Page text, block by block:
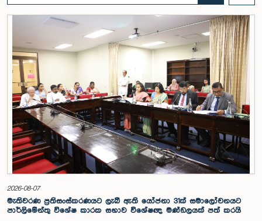
පාර්ලිමේන්තුවේදී පසුගියදා (04) රැස්වූ අවස්ථාවේදීය. ශ්‍රී ලංකා ප්‍රජාතාන්ත්‍රික
සමාජවාදී ජනරජයේ ආණ්ඩුක්‍රම ව්‍යවස්ථාවේ 153(2) ව්‍යවස්ථාව ප්‍රකාරව
විගණකාධිපති ධුරයේ වැටුප් සම්බන්ධයෙන් අදාළ යෝජනාව කාරක සභාවේ
අවධානයට යොමු කර තිබිණි.එහිදී විගණකාධිපතිවරියගේ වගකීම්, රාජ්‍ය මූල්‍ය
අධීක්ෂණය හා විගණන ක්ෂේත්‍රයේ ස්වාධීනත්වය ඇතුළු කරුණු සැලකිල්ලට
ගනිමින් වැටුප් මට්ටම පිළිබඳව කාරක සභා සභාපතිවරයා ඇතුළු මන්ත්‍රීවරුන්
විසින් අදහස් හා යෝජනා ඉදිරිපත් කරන ලදී. ආණ්ඩුක්‍රම ව්‍යස්ථාවේ 170 වෙනි
ව්‍යවස්ථාව ප්‍රකාරව විගණකාධිපති රාජ්‍ය සේවකයකු නොවන බවත් පවත්නා
රාජ්‍ය වැටුප් පරිමාණයෙන් බැහැරව විගණකාධිපතිවරයාගේ වැටුප සඳහා
විශේෂ සැලකිල්ලක් යොමු කළ හැකි බවත් මෙහිදි වැඩිදුරටත් අදහස් දක්වමින්
කාරක සභාව පවසා සිටියේය. යොජිත වැටුප, මීට පෙර සිටි
විගණකාධිපතිවරුන්ගේ වැටුප් ද සලකා බලමින් මෙම තිරණයට එළඹුණ බව
නිලධාරීන් විසින් පවසන ලදී. මිට පෙර, එය ජාතික වැටුප් හා සේවක සංඛ්‍යා
කොමිෂන් සභාවෙන් තිරණය කළ ද වර්තමානයේ එවැනි කොමිසමක් නොමැති
බවත් නිලධාරීහු සදහන් කළහ.විගණකාධිපතිවරිය සඳහා යෝජිත වැටුප්
මට්ටම අනුමත කළ ද, එම තනතුරට පැවරී ඇති වගකීම් සහ කාර්යභාරය
සැලකිල්ලට ගනිමින් වැටුප තවදුරටත් ඉහළ මට්ටමක පැවතිය යුතු බවට කාරක
සභා සභාපතිවරයා ඇතුළු මන්ත්‍රීවරුන්ගේ අදහස විය. ඒ අනුව, අදාළ වැටුප්
මට්ටම සම්බන්ධයෙන් ඉදිරියේදී තවදුරටත් අවධානය යොමු කර අවශ්‍ය තීරණ
ගැනීමේ අවශ්‍යතාව ද කාරක සභාවේදී පෙන්වා දුන් අතර ස්ථිර සහ ස්වධින
වැටුප් හා සේවක සංඛ්‍යා කොමිෂන් සභාවක් ස්ථාපිත කරන ලෙස කාරක
2026-08-07
මැතිවරණ ප්‍රතිසංස්කරණයට ලැබී ඇති යෝජනා 31ක් සමාලෝචනයට
පාර්ලිමේන්තු විශේෂ කාරක සභාව විශේෂඥ මණ්ඩලයක් පත් කරයි